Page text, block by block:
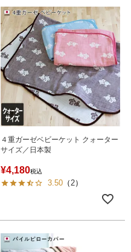
４重ガーゼベビーケット クォーター
サイズ／日本製
¥4,180税込
3.50 （ 2）